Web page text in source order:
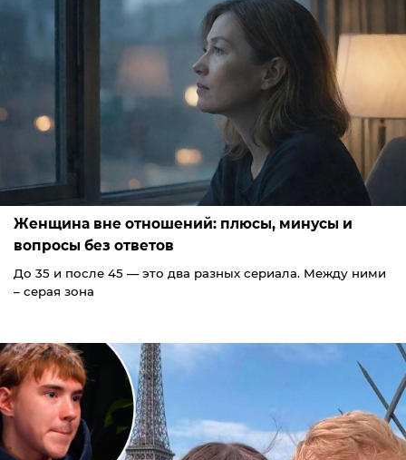
Женщина вне отношений: плюсы, минусы и
вопросы без ответов
До 35 и после 45 — это два разных сериала. Между ними
– серая зона